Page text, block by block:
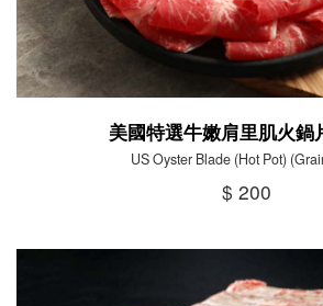
美國特選牛嫩肩里肌火鍋
US Oyster Blade (Hot Pot)
$ 200